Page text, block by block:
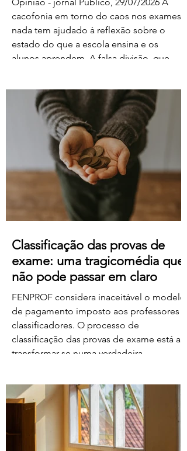
cacofonia em torno do caos nos exames
nada tem ajudado à reflexão sobre o
estado do que a escola ensina e os
alunos aprendem. A falsa divisão, que
e os da ignorância, os do rigor e os do
facilitismo, os da inovação e os
empedernidos – é mais um agente de
confusão. O olhar da FENPROF para este
processo parte, como não podia deixar
de ser, das violações dos
Classificação das provas de
exame: uma tragicomédia que
não pode passar em claro
FENPROF considera inaceitável o modelo
de pagamento imposto aos professores
classificadores. O processo de
classificação das provas de exame está a
transformar-se numa verdadeira
desorganização que marcaram este
processo, o Governo e o Ministério da
Educação, Ciência e Inovação parecem
querer acrescentar uma nova dimensão